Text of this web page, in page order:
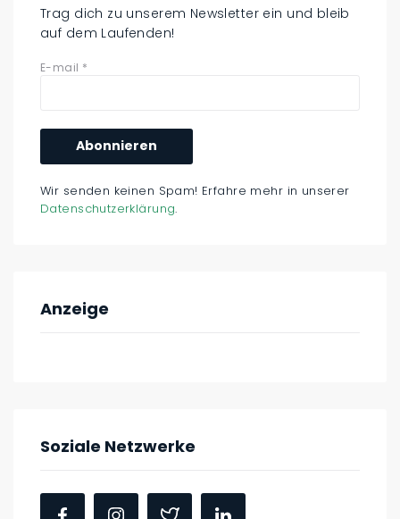
Trag dich zu unserem Newsletter ein und bleib
auf dem Laufenden!
E-mail *
Wir senden keinen Spam! Erfahre mehr in unserer
Datenschutzerklärung.
Anzeige
Soziale Netzwerke